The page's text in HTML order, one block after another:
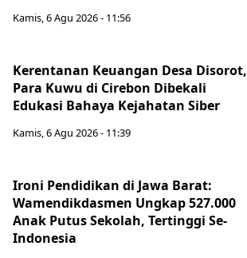
Kamis, 6 Agu 2026 - 11:56
Kerentanan Keuangan Desa Disorot,
Para Kuwu di Cirebon Dibekali
Edukasi Bahaya Kejahatan Siber
Kamis, 6 Agu 2026 - 11:39
Ironi Pendidikan di Jawa Barat:
Wamendikdasmen Ungkap 527.000
Anak Putus Sekolah, Tertinggi Se-
Indonesia